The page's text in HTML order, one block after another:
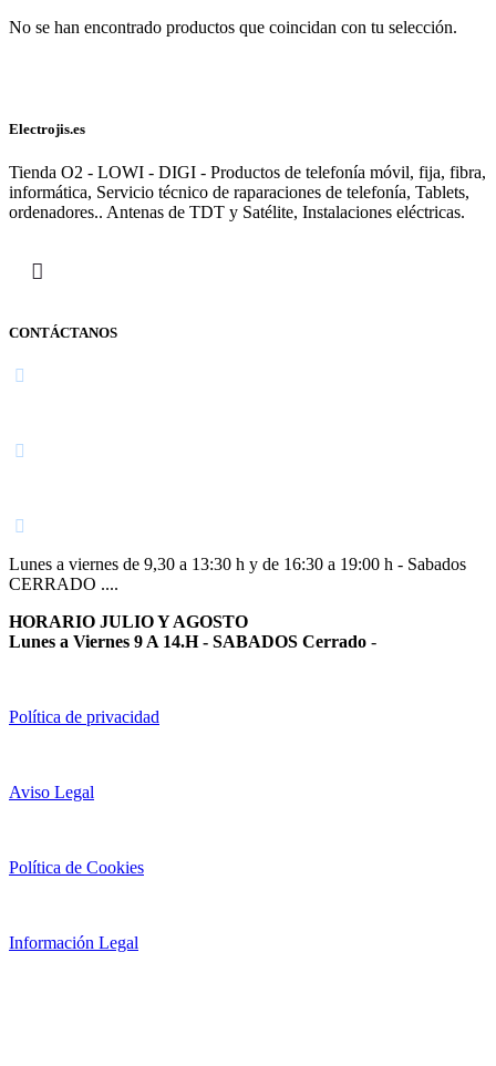
No se han encontrado productos que coincidan con tu selección.
Electrojis.es
Tienda O2 - LOWI - DIGI - Productos de telefonía móvil, fija, fibra,
informática, Servicio técnico de raparaciones de telefonía, Tablets,
ordenadores.. Antenas de TDT y Satélite, Instalaciones eléctricas.
CONTÁCTANOS
Lunes a viernes de 9,30 a 13:30 h y de 16:30 a 19:00 h - Sabados
CERRADO ....
HORARIO JULIO Y AGOSTO
Lunes a Viernes 9 A 14.H - SABADOS Cerrado -
Política de privacidad
Aviso Legal
Política de Cookies
Información Legal